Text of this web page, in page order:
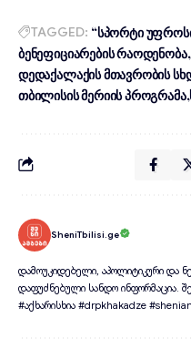
TAGGED: “სპორტი
ბენეფიციარების რაოდენობა
დედაქალაქის მთავრობის
თბილისის მერიის პროგრამა
SheniTbilisi.ge
დამოუკიდებელი, აპოლიტიკური და
დაფუძნებული სანდო ინფორმაცია.
#აქხარისხია #drpkhakadze